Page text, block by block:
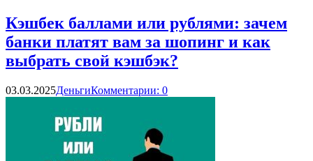
Кэшбек баллами или рублями: зачем
банки платят вам за шопинг и как
выбрать свой кэшбэк?
03.03.2025ДеньгиКомментарии: 0